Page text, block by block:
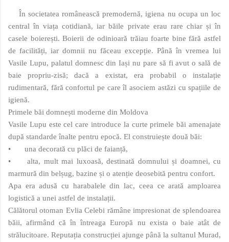
În societatea românească premodernă, igiena nu ocupa un loc
central în viața cotidiană, iar băile private erau rare chiar și în
casele boierești. Boierii de odinioară trăiau foarte bine fără astfel
de facilități, iar domnii nu făceau excepție. Până în vremea lui
Vasile Lupu, palatul domnesc din Iași nu pare să fi avut o sală de
baie propriu‑zisă; dacă a existat, era probabil o instalație
rudimentară, fără confortul pe care îl asociem astăzi cu spațiile de
igienă.
Primele băi domnești moderne din Moldova
Vasile Lupu este cel care introduce la curte primele băi amenajate
după standarde înalte pentru epocă. El construiește două băi:
•
una decorată cu plăci de faianță,
•
alta, mult mai luxoasă, destinată domnului și doamnei, cu
marmură din belșug, bazine și o atenție deosebită pentru confort.
Apa era adusă cu harabalele din lac, ceea ce arată amploarea
logistică a unei astfel de instalații.
Călătorul otoman Evlia Celebi rămâne impresionat de splendoarea
băii, afirmând că în întreaga Europă nu exista o baie atât de
strălucitoare. Reputația construcției ajunge până la sultanul Murad,